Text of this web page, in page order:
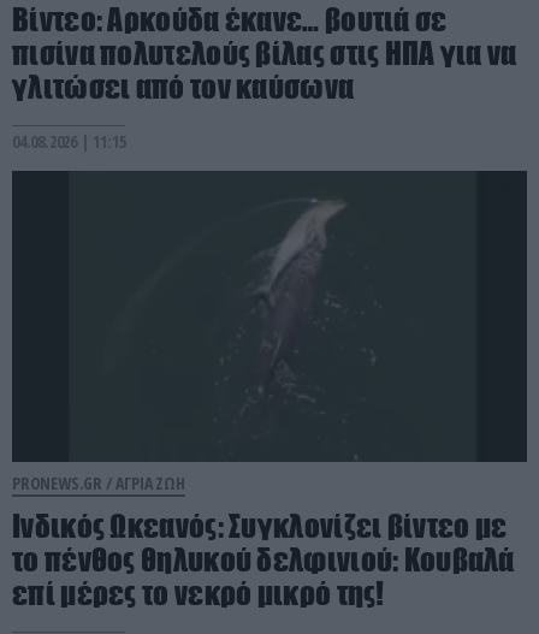
Βίντεο: Αρκούδα έκανε… βουτιά σε
πισίνα πολυτελούς βίλας στις ΗΠΑ για να
γλιτώσει από τον καύσωνα
04.08.2026 | 11:15
PRONEWS.GR /ΑΓΡΙΑ ΖΩΗ
Ινδικός Ωκεανός: Συγκλονίζει βίντεο με
το πένθος θηλυκού δελφινιού: Κουβαλά
επί μέρες το νεκρό μικρό της!